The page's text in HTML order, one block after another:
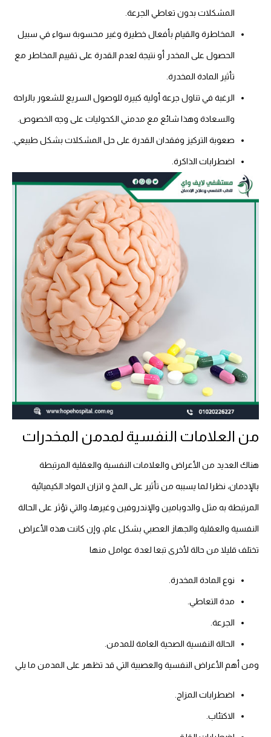
المشكلات بدون تعاطي الجرعة.
المخاطرة والقيام بأفعال خطيرة وغير محسوبة سواء في سبيل
الحصول على المخدر أو نتيجة لعدم القدرة على تقييم المخاطر مع
تأثير المادة المخدرة.
الرغبة في تناول جرعة أولية كبيرة للوصول السريع للشعور بالراحة
والسعادة وهذا شائع مع مدمني الكحوليات على وجه الخصوص.
صعوبة التركيز وفقدان القدرة على حل المشكلات بشكل طبيعي.
اضطرابات الذاكرة.
من العلامات النفسية لمدمن المخدرات
هناك العديد من الأعراض والعلامات النفسية والعقلية المرتبطة
بالإدمان، نظرا لما يسببه من تأثير على المخ و اتزان المواد الكيميائية
المرتبطة به مثل والدوبامين والإندروفين وغيرها، والتي تؤثر على الحالة
النفسية والعقلية والجهاز العصبي بشكل عام، وإن كانت هذه الأعراض
تختلف قليلا من حالة لأخرى تبعا لعدة عوامل منها
نوع المادة المخدرة.
مدة التعاطي.
الجرعة.
الحالة النفسية الصحية العامة للمدمن.
ومن أهم الأعراض النفسية والعصبية التي قد تظهر على المدمن ما يلي
اضطرابات المزاج.
الاكتئاب.